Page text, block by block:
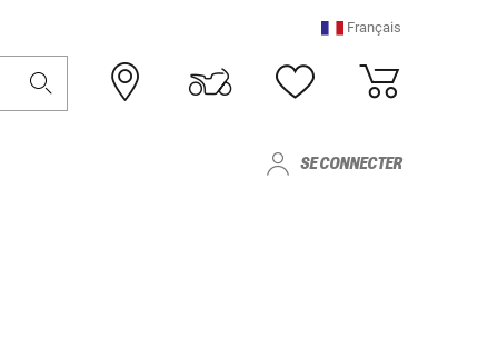
Français
SE CONNECTER